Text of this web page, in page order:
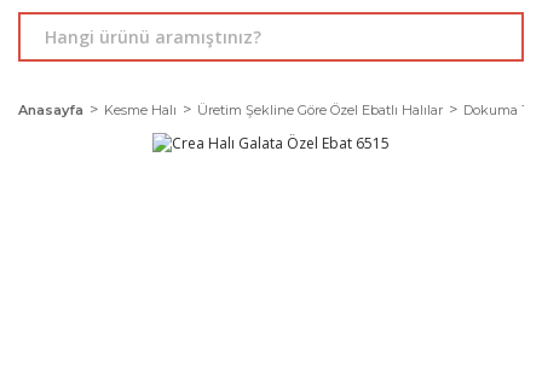
Anasayfa Kesme Halı Üretim Şekline Göre Özel Ebatlı Halılar Dokuma